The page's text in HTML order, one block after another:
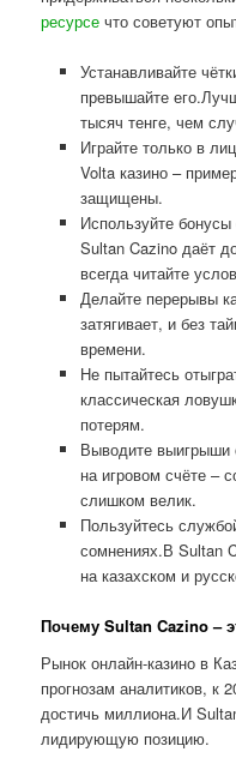
ресурсе что советуют
Устанавливайте
превышайте
тысяч тенге, чем
Играйте только в
Volta казино –
защищены.
Используйте
Sultan Cazino даёт
всегда читайте
Делайте перерывы
затягивает, и без
времени.
Не пытайтесь
классическая
потерям.
Выводите выигрыши
на игровом счёте –
слишком велик.
Пользуйтесь
сомнениях.В Sultan
на казахском и
Почему Sultan Cazino –
Рынок онлайн-казино в
прогнозам аналитиков, к
достичь миллиона.И
лидирующую позицию.